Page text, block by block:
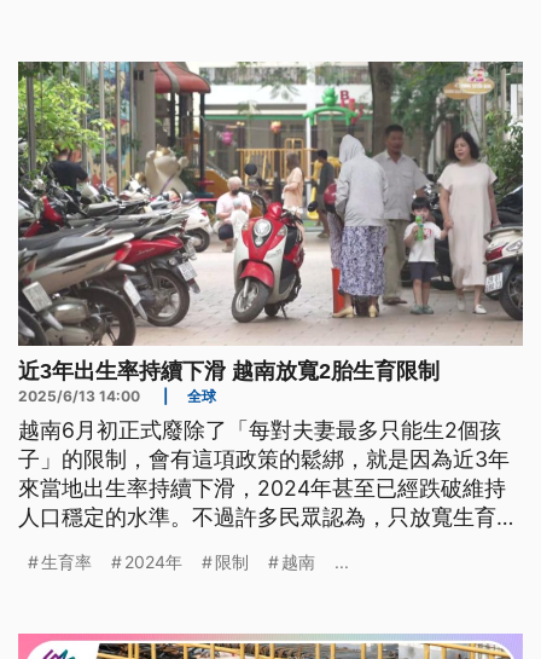
近3年出生率持續下滑 越南放寬2胎生育限制
2025/6/13 14:00 全球
越南6月初正式廢除了「每對夫妻最多只能生2個孩
子」的限制，會有這項政策的鬆綁，就是因為近3年
來當地出生率持續下滑，2024年甚至已經跌破維持
人口穩定的水準。不過許多民眾認為，只放寬生育限
費教育資源，才能真正鼓勵家庭多生孩子。
生育率 2024年 限制 越南 ...